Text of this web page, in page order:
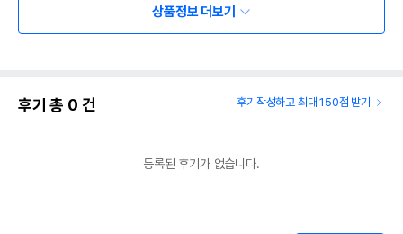
상품정보 더보기
후기 총 0 건 후기작성하고 최대 150점 받기
등록된 후기가 없습니다.